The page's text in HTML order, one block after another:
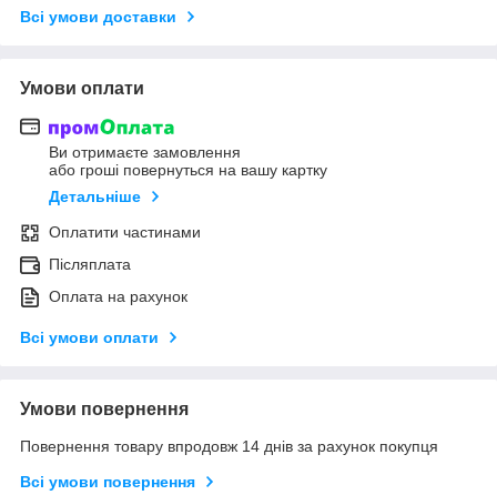
Всі умови доставки
Умови оплати
Ви отримаєте замовлення
або гроші повернуться на вашу картку
Детальніше
Оплатити частинами
Післяплата
Оплата на рахунок
Всі умови оплати
Умови повернення
Повернення товару впродовж 14 днів за рахунок покупця
Всі умови повернення